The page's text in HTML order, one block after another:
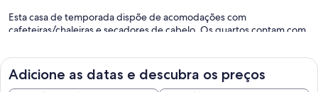
Esta casa de temporada dispõe de acomodações com
cafeteiras/chaleiras e secadores de cabelo. Os quartos contam com
cozinhas americanas oferecem geladeiras, cooktops, micro-ondas e
áreas para refeições separadas. Os banheiros possuem chuveiros.
Os hóspedes podem acessar o Wi-Fi (velocidade: 25 Mbps ou mais)
Adicione as datas e descubra os preços